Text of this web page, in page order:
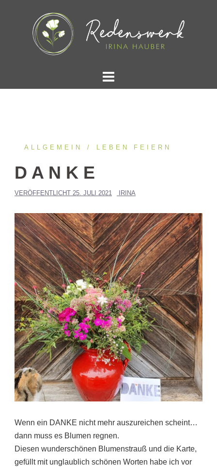
ALLGEMEIN LEBEN FEIERN
D A N K E
VERÖFFENTLICHT 25. JULI 2021 IRINA
Wenn ein DANKE nicht mehr auszureichen scheint…
dann muss es Blumen regnen.
Diesen wunderschönen Blumenstrauß und die Karte,
gefüllt mit unglaublich schönen Worten habe ich vor